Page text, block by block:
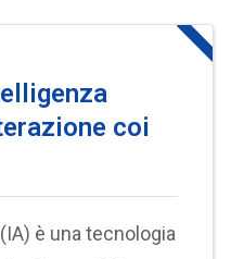
coi
è una tecnologia